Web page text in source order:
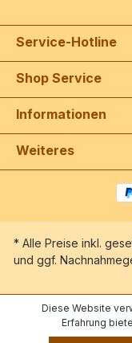
Seiten
zusätzlich
Service-Hotline
Shop Service
Informationen
Weiteres
* Alle Preise inkl.
und ggf.
Diese Website
Erfahrung